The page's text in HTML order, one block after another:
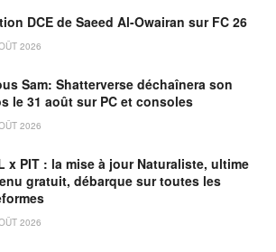
DCE de Saeed Al-Owairan sur FC 26
2026
Sam: Shatterverse déchaînera son
le 31 août sur PC et consoles
2026
x PIT : la mise à jour Naturaliste, ultime
gratuit, débarque sur toutes les
2026